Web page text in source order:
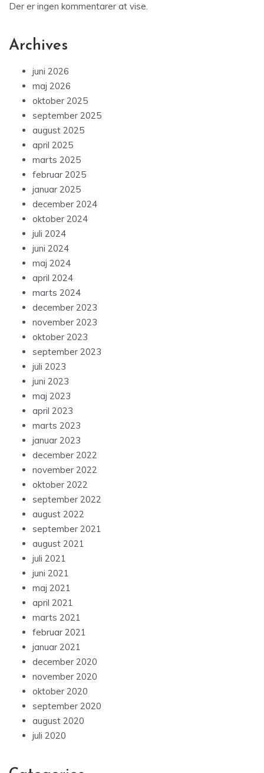
Der er ingen kommentarer at vise.
Archives
juni 2026
maj 2026
oktober 2025
september 2025
august 2025
april 2025
marts 2025
februar 2025
januar 2025
december 2024
oktober 2024
juli 2024
juni 2024
maj 2024
april 2024
marts 2024
december 2023
november 2023
oktober 2023
september 2023
juli 2023
juni 2023
maj 2023
april 2023
marts 2023
januar 2023
december 2022
november 2022
oktober 2022
september 2022
august 2022
september 2021
august 2021
juli 2021
juni 2021
maj 2021
april 2021
marts 2021
februar 2021
januar 2021
december 2020
november 2020
oktober 2020
september 2020
august 2020
juli 2020